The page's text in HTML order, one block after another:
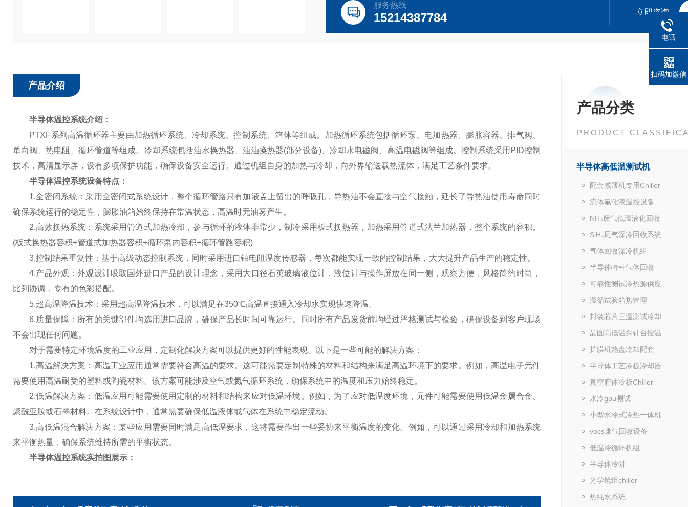
服务热线
15214387784 立即咨询
产品分类
PRODUCT
半导体高低温测试机
配套减薄机专用Chiller
流体氟化液温控设备
NH₃废气低温液化回收
SiH₄尾气深冷回收系统
气体回收深冷机组
半导体特种气体回收
可靠性测试冷热源供应
温循试验箱热管理
封装芯片三温测试冷却
晶圆高低温探针台控温
扩膜机热盘冷却配套
半导体工艺冷板冷却器
真空腔体冷板Chiller
水冷gpu测试
小型水冷式冷热一体机
vocs废气回收设备
低温冷循环机组
半导体冷阱
光学镜组chiller
热纯水系统
产品介绍
半导体温控系统介绍：
PTXF系列高温循环器主要由加热循环系统、冷却系统、控制系统、箱体等组成。加热循环系统包括循环泵、电加热器、膨胀容器、排气阀、
单向阀、热电阻、循环管道等组成。冷却系统包括油水换热器、油油换热器(部分设备)、冷却水电磁阀、高温电磁阀等组成。控制系统采用PID控制
技术，高清显示屏，设有多项保护功能，确保设备安全运行。通过机组自身的加热与冷却，向外界输送载热流体，满足工艺条件要求。
半导体温控系统设备特点：
1.全密闭系统：采用全密闭式系统设计，整个循环管路只有加液盖上留出的呼吸孔，导热油不会直接与空气接触，延长了导热油使用寿命同时
确保系统运行的稳定性，膨胀油箱始终保持在常温状态，高温时无油雾产生。
2.高效换热系统：系统采用管道式加热冷却，参与循环的液体非常少，制冷采用板式换热器，加热采用管道式法兰加热器，整个系统的容积。
(板式换热器容积+管道式加热器容积+循环泵内容积+循环管路容积)
3.控制结果重复性：基于高级动态控制系统，同时采用进口铂电阻温度传感器，每次都能实现一致的控制结果，大大提升产品生产的稳定性。
4.产品外观：外观设计吸取国外进口产品的设计理念，采用大口径石英玻璃液位计，液位计与操作屏放在同一侧，观察方便，风格简约时尚，
比列协调，专有的色彩搭配。
5.超高温降温技术：采用超高温降温技术，可以满足在350℃高温直接通入冷却水实现快速降温。
6.质量保障：所有的关键部件均选用进口品牌，确保产品长时间可靠运行。同时所有产品发货前均经过严格测试与检验，确保设备到客户现场
不会出现任何问题。
对于需要特定环境温度的工业应用，定制化解决方案可以提供更好的性能表现。以下是一些可能的解决方案：
1.高温解决方案：高温工业应用通常需要符合高温的要求。这可能需要定制特殊的材料和结构来满足高温环境下的要求。例如，高温电子元件
需要使用高温耐受的塑料或陶瓷材料。该方案可能涉及空气或氮气循环系统，确保系统中的温度和压力始终稳定。
2.低温解决方案：低温应用可能需要使用定制的材料和结构来应对低温环境。例如，为了应对低温度环境，元件可能需要使用低温金属合金、
聚酰亚胺或石墨材料。在系统设计中，通常需要确保低温液体或气体在系统中稳定流动。
3.高低温混合解决方案：某些应用需要同时满足高低温要求，这将需要作出一些妥协来平衡温度的变化。例如，可以通过采用冷却和加热系统
来平衡热量，确保系统维持所需的平衡状态。
半导体温控系统实拍图展示：
电话
扫码加微信